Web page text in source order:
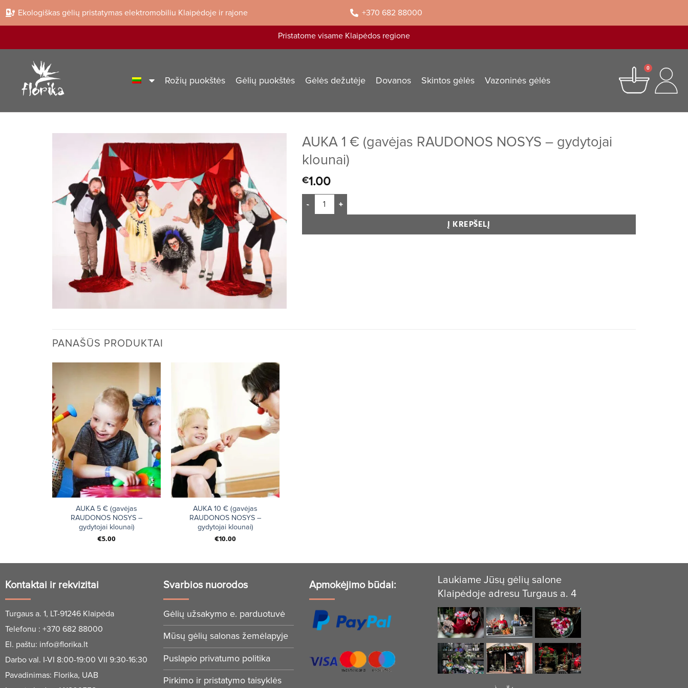
Ekologiškas gėlių pristatymas elektromobiliu Klaipėdoje ir rajone +370 682 88000
Pristatome visame Klaipėdos regione
Rožių puokštės Gėlių puokštės Gėlės dežutėje Dovanos Skintos gėlės Vazoninės gėlės
0
AUKA 1 € (gavėjas RAUDONOS NOSYS – gydytojai
klounai)
€1.00
Į KREPŠELĮ
PANAŠŪS PRODUKTAI
+
AUKA 5 € (gavėjas
RAUDONOS NOSYS –
gydytojai klounai)
€5.00
+
AUKA 10 € (gavėjas
RAUDONOS NOSYS –
gydytojai klounai)
€10.00
Kontaktai ir rekvizitai
Turgaus a. 1, LT-91246 Klaipėda
Telefonu : +370 682 88000
El. paštu: info@florika.lt
Darbo val. I-VI 8:00-19:00 VII 9:30-16:30
Pavadinimas: Florika, UAB
Svarbios nuorodos
Gėlių užsakymo e. parduotuvė
Mūsų gėlių salonas žemėlapyje
Puslapio privatumo politika
Pirkimo ir pristatymo taisyklės
Apmokėjimo būdai:
Laukiame Jūsų gėlių salone
Klaipėdoje adresu Turgaus a. 4